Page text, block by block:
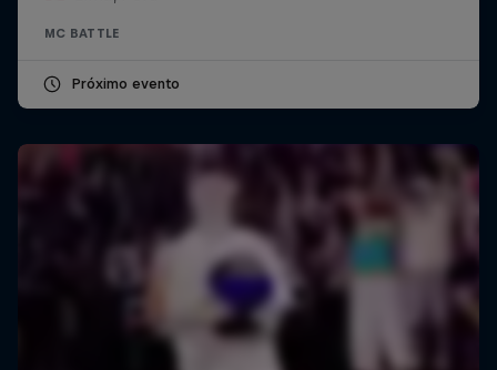
MC BATTLE
Próximo evento